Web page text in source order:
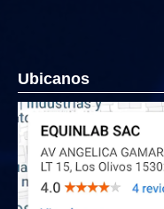
Ubicanos